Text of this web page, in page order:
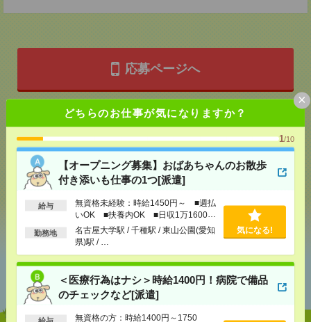
どちらのお仕事が気になりますか？
1/10
【オープニング募集】おばあちゃんのお散歩
付き添いも仕事の1つ[派遣]
給与
無資格未経験：時給1450円～ ■週払
いOK ■扶養内OK ■日収1万1600円
以上
勤務地
名古屋大学駅 / 千種駅 / 東山公園(愛知
県)駅 / …
気になる!
＜医療行為はナシ＞時給1400円！病院で備品
のチェックなど[派遣]
給与
無資格の方：時給1400円～1750
×
応募ページへ
気になる！
メールで送る LINEで送る
シェア ツイート ブックマーク
あなたの閲覧履歴からの
おすすめ